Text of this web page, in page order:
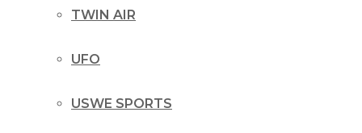
TWIN AIR
UFO
USWE SPORTS